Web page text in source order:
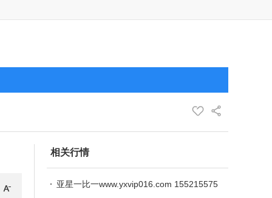
相关行情
亚星一比一www.yxvip016.com 155215575